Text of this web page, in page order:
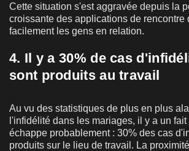
Cette situation s'est aggravée depuis la
croissante des applications de rencontre
facilement les gens en relation.
4. Il y a 30% de cas
sont produits au travail
Au vu des statistiques de plus en plus
l'infidélité dans les mariages, il y a un
échappe probablement : 30% des cas
produits sur le lieu de travail. La